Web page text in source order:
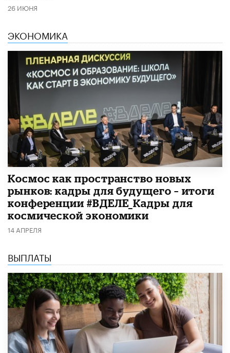
26 ИЮНЯ
ЭКОНОМИКА
Космос как пространство новых
рынков: кадры для будущего – итоги
конференции #ВДЕЛЕ_Кадры для
космической экономики
14 АПРЕЛЯ
ВЫПЛАТЫ